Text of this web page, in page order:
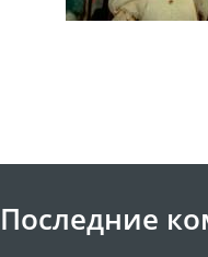
Последние